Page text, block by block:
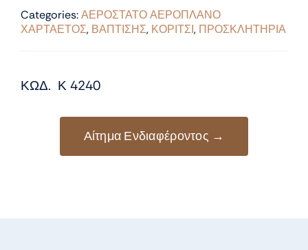
Categories:ΑΕΡΟΣΤΑΤΟ ΑΕΡΟΠΛΑΝΟ
ΧΑΡΤΑΕΤΟΣ, ΒΑΠΤΙΣΗΣ, ΚΟΡΙΤΣΙ, ΠΡΟΣΚΛΗΤΗΡΙΑ
ΚΩΔ. Κ 4240
Αίτημα Ενδιαφέροντος →